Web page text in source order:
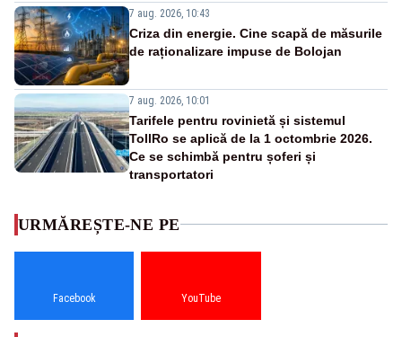
7 aug. 2026, 10:43
Criza din energie. Cine scapă de măsurile
de raționalizare impuse de Bolojan
7 aug. 2026, 10:01
Tarifele pentru rovinietă și sistemul
TollRo se aplică de la 1 octombrie 2026.
Ce se schimbă pentru șoferi și
transportatori
URMĂREȘTE-NE PE
Facebook YouTube